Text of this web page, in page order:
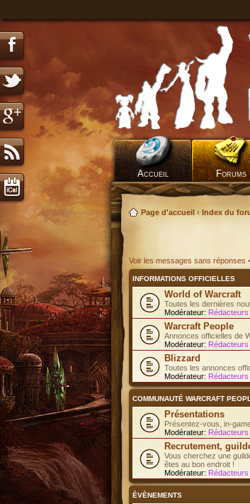
Accueil Forums
Page d'accueil ‹ Index du
Voir les messages sans réponses •
INFORMATIONS OFFICIELLES
World of Warcraft
Toutes les dernières
Modérateur: Rédacteurs
Warcraft People
Annonces officielles de
Modérateur: Rédacteurs
Blizzard
Toutes les annonces
Modérateur: Rédacteurs
COMMUNAUTÉ WARCRAFT
Présentations
Présentez-vous, in-game
Modérateur: Rédacteurs
Recrutement,
Vous cherchez une
êtes au bon endroit !
Modérateur: Rédacteurs
ÉVÈNEMENTS